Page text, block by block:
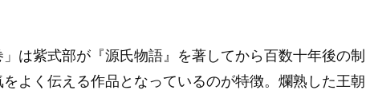
は紫式部が『源氏物語』を著してから百数十年後の制
よく伝える作品となっているのが特徴。爛熟した王朝